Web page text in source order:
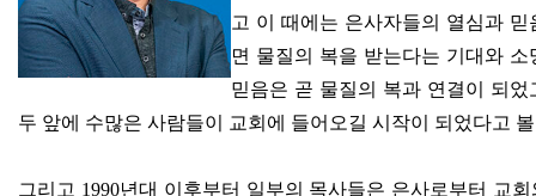
고 이 때에는 은사자들의 열심과
면 물질의 복을 받는다는 기대와
믿음은 곧 물질의 복과 연결이 되
두 앞에 수많은 사람들이 교회에 들어오길 시작이 되었다고
그리고 1990년대 이후부터 일부의 목사들은 은사로부터 교